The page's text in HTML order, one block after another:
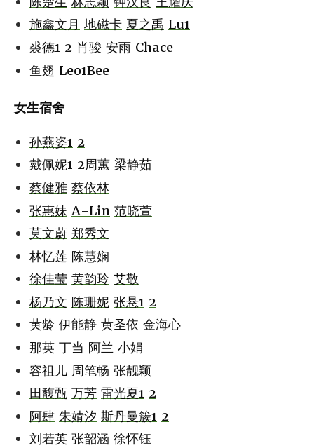
施鑫文月 地磁卡 夏之禹 Lu1
裘德1 2 肖骏 安雨 Chace
鱼翅 Leo1Bee
女生宿舍
孙燕姿1 2
戴佩妮1 2周蕙 梁静茹
蔡健雅 蔡依林
张惠妹 A-Lin 范晓萱
莫文蔚 郑秀文
林忆莲 陈慧娴
徐佳莹 黄韵玲 艾敬
杨乃文 陈珊妮 张悬1 2
黄龄 伊能静 黄圣依 金海心
那英 丁当 阿兰 小娟
容祖儿 周笔畅 张靓颖
田馥甄 万芳 雷光夏1 2
阿肆 朱婧汐 斯丹曼簇1 2
刘若英 张韶涵 徐怀钰